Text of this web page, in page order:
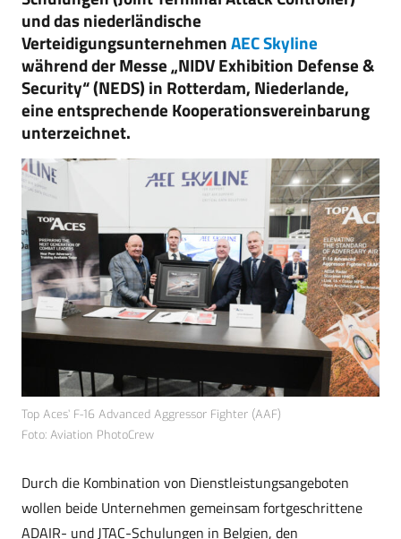
und das niederländische
VerteidigungsunternehmenAEC Skyline
während der Messe „NIDV Exhibition Defense &
Security“ (NEDS) in Rotterdam, Niederlande,
eine entsprechende Kooperationsvereinbarung
unterzeichnet.
Top Aces’ F-16 Advanced Aggressor Fighter (AAF)
Foto: Aviation PhotoCrew
Durch die Kombination von Dienstleistungsangeboten
wollen beide Unternehmen gemeinsam fortgeschrittene
ADAIR- und JTAC-Schulungen in Belgien, den